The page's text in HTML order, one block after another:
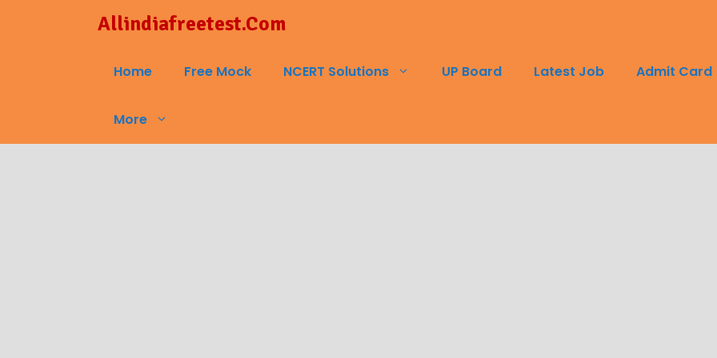
Allindiafreetest.Com
Home Free Mock NCERT Solutions UP Board Latest Job Admit Card
More